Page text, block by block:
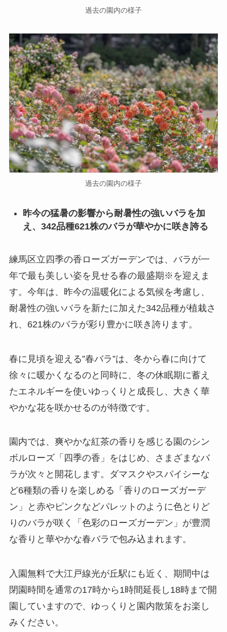
過去の園内の様子
過去の園内の様子
昨今の猛暑の影響から耐暑性の強いバラを加
え、342品種621株のバラが華やかに咲き誇る
練馬区立四季の香ローズガーデンでは、バラが一
年で最も美しい姿を見せる春の最盛期※を迎えま
す。今年は、昨今の温暖化による気候を考慮し、
耐暑性の強いバラを新たに加えた342品種が植栽さ
れ、621株のバラが彩り豊かに咲き誇ります。
春に見頃を迎える”春バラ”は、冬から春に向けて
徐々に暖かくなるのと同時に、冬の休眠期に蓄え
たエネルギーを使いゆっくりと成長し、大きく華
やかな花を咲かせるのが特徴です。
園内では、爽やかな紅茶の香りを感じる園のシン
ボルローズ「四季の香」をはじめ、さまざまなバ
ラが次々と開花します。ダマスクやスパイシーな
ど6種類の香りを楽しめる「香りのローズガーデ
ン」と赤やピンクなどパレットのように色とりど
りのバラが咲く「色彩のローズガーデン」が豊潤
な香りと華やかな春バラで包み込まれます。
入園無料で大江戸線光が丘駅にも近く、期間中は
閉園時間を通常の17時から1時間延長し18時まで開
園していますので、ゆっくりと園内散策をお楽し
みください。